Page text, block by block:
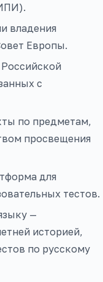
владения
Европы.
с
по предметам,
просвещения
для
тестов.
—
историей,
по русскому